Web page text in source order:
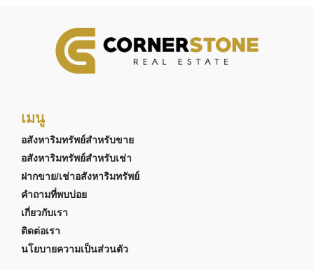
เมนู
อสังหาริมทรัพย์สำหรับขาย
อสังหาริมทรัพย์สำหรับเช่า
ฝากขาย/เช่าอสังหาริมทรัพย์
คำถามที่พบบ่อย
เกี่ยวกับเรา
ติดต่อเรา
นโยบายความเป็นส่วนตัว